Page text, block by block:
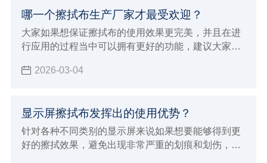
用，也确实会发挥出很好的使用优势，下面就来为大
家介绍洁净擦拭布具体特征和优势。
哪一个擦拭布生产厂家才最受欢迎？
大家如果想保证擦拭布的使用效果更完美，并且在进
行应用的过程当中可以拥有更好的功能，建议大家必
买，自然就可以保证使用的效果更加完美，如果想要
2026-03-04
显示屏擦拭布发挥出的使用优势？
针对各种不同类别的显示屏来说如果想要能够得到更
好的擦拭效果，避免出现非常严重的划痕和划伤，建